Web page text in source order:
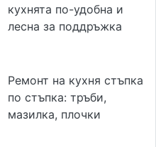
кухнята по-удобна и
лесна за поддръжка
Ремонт на кухня стъпка
по стъпка: тръби,
мазилка, плочки